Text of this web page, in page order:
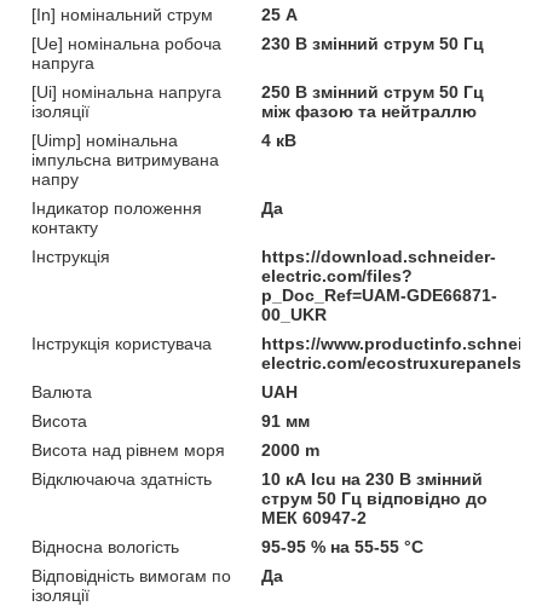
[In] номінальний струм
25 А
[Ue] номінальна робоча
напруга
230 В змінний струм 50 Гц
[Ui] номінальна напруга
ізоляції
250 В змінний струм 50 Гц
між фазою та нейтраллю
[Uimp] номінальна
імпульсна витримувана
напру
4 кВ
Індикатор положення
контакту
Да
Інструкція
https://download.schneider-
electric.com/files?
p_Doc_Ref=UAM-GDE66871-
00_UKR
Інструкція користувача
https://
electric.com/
Валюта
UAH
Висота
91 мм
Висота над рівнем моря
2000 m
Відключаюча здатність
10 кА Icu на 230 В змінний
струм 50 Гц відповідно до
МЕК 60947-2
Відносна вологість
95-95 % на 55-55 °C
Відповідність вимогам по
ізоляції
Да